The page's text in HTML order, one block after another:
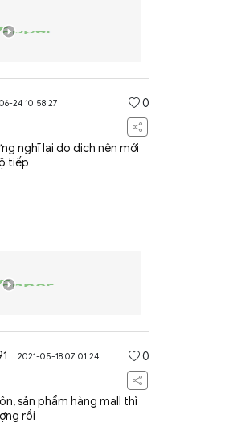
24 10:58:27 0
nghĩ lại do dịch nên mới
tiếp
2021-05-18 07:01:24 0
sản phẩm hàng mall thì
rồi